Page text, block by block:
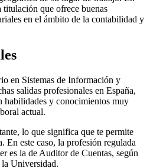
titulación que ofrece buenas
en el ámbito de la contabilidad y
en Sistemas de Información y
salidas profesionales en España,
habilidades y conocimientos muy
actual.
lo que significa que te permite
En este caso, la profesión regulada
es la de Auditor de Cuentas, según
Universidad.